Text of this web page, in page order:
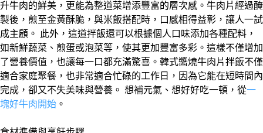
升牛肉的鮮美，更能為整道菜增添豐富的層次感。牛肉片經過醃
製後，煎至金黃酥脆，與米飯搭配時，口感相得益彰，讓人一試
成主顧。 此外，這道拌飯還可以根據個人口味添加各種配料，
如新鮮蔬菜、煎蛋或泡菜等，使其更加豐富多彩。這樣不僅增加
了營養價值，也讓每一口都充滿驚喜。韓式醬燒牛肉片拌飯不僅
適合家庭聚餐，也非常適合忙碌的工作日，因為它能在短時間內
完成，卻又不失美味與營養。 想補元氣、想好好吃一頓，從一
塊好牛肉開始 。